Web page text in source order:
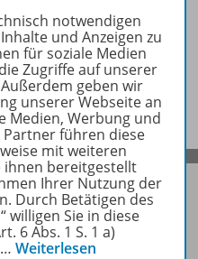
notwendigen
und Anzeigen zu
für soziale Medien
Zugriffe auf unserer
geben wir
unserer Webseite an
Medien, Werbung und
führen diese
mit weiteren
ihnen bereitgestellt
Ihrer Nutzung der
Durch Betätigen des
willigen Sie in diese
6 Abs. 1 S. 1 a)
… Weiterlesen